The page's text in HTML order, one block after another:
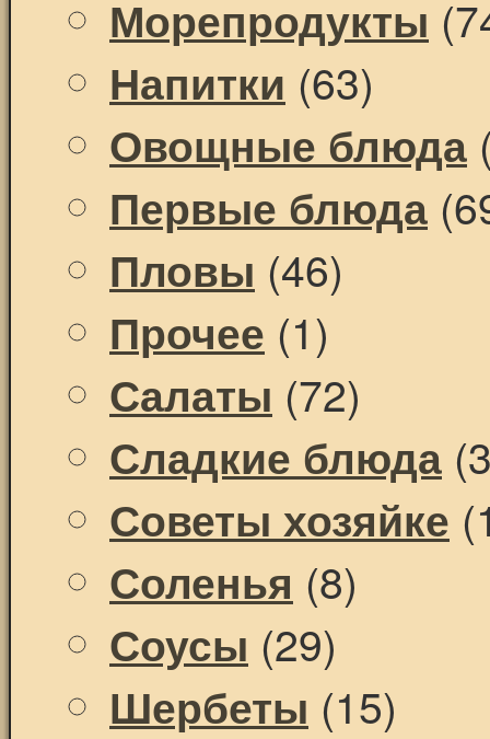
Морепродукты
Напитки (63)
Овощные блюда
Первые блюда
Пловы (46)
Прочее (1)
Салаты (72)
Сладкие блюда
Советы хозяйке
Соленья (8)
Соусы (29)
Шербеты (15)